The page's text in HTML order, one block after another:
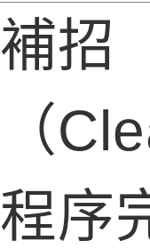
補招
（
程序